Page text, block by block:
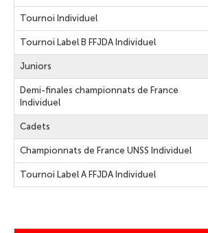
Tournoi Individuel
Tournoi Label B FFJDA Individuel
Juniors
Demi-finales championnats de France
Individuel
Cadets
Championnats de France UNSS Individuel
Tournoi Label A FFJDA Individuel